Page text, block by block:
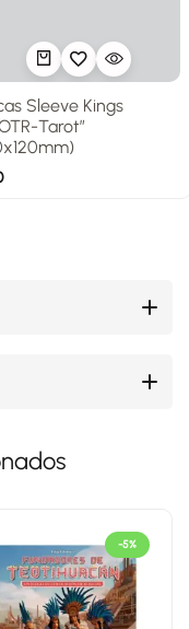
Sleeve Kings
Tarot”
-5%